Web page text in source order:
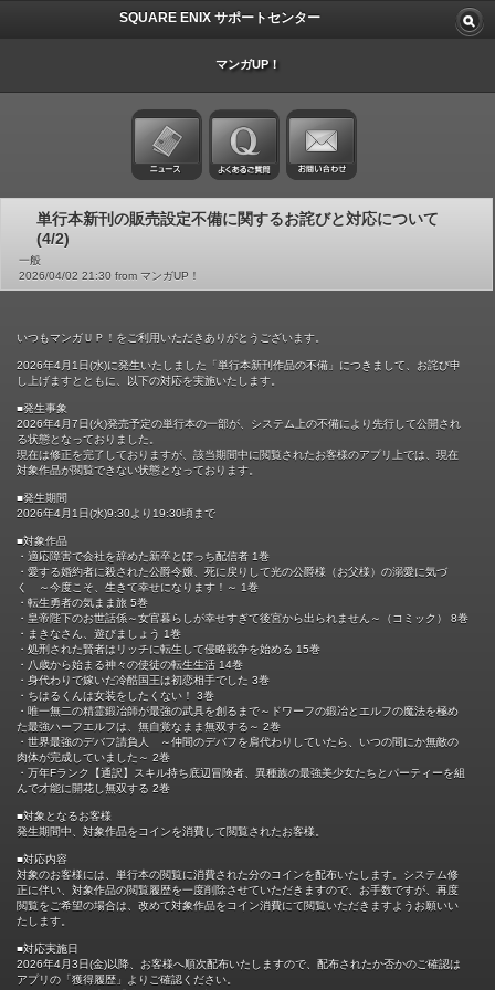
SQUARE ENIX サポートセンター
マンガUP！
単行本新刊の販売設定不備に関するお詫びと対応について
(4/2)
一般
2026/04/02 21:30 from マンガUP！
いつもマンガＵＰ！をご利用いただきありがとうございます。
2026年4月1日(水)に発生いたしました「単行本新刊作品の不備」につきまして、お詫び申
し上げますとともに、以下の対応を実施いたします。
■発生事象
2026年4月7日(火)発売予定の単行本の一部が、システム上の不備により先行して公開され
る状態となっておりました。
現在は修正を完了しておりますが、該当期間中に閲覧されたお客様のアプリ上では、現在
対象作品が閲覧できない状態となっております。
■発生期間
2026年4月1日(水)9:30より19:30頃まで
■対象作品
・適応障害で会社を辞めた新卒とぼっち配信者 1巻
・愛する婚約者に殺された公爵令嬢、死に戻りして光の公爵様（お父様）の溺愛に気づ
く ～今度こそ、生きて幸せになります！～ 1巻
・転生勇者の気まま旅 5巻
・皇帝陛下のお世話係～女官暮らしが幸せすぎて後宮から出られません～（コミック） 8巻
・まきなさん、遊びましょう 1巻
・処刑された賢者はリッチに転生して侵略戦争を始める 15巻
・八歳から始まる神々の使徒の転生生活 14巻
・身代わりで嫁いだ冷酷国王は初恋相手でした 3巻
・ちはるくんは女装をしたくない！ 3巻
・唯一無二の精霊鍛冶師が最強の武具を創るまで～ドワーフの鍛冶とエルフの魔法を極め
た最強ハーフエルフは、無自覚なまま無双する～ 2巻
・世界最強のデバフ請負人 ～仲間のデバフを肩代わりしていたら、いつの間にか無敵の
肉体が完成していました～ 2巻
・万年Fランク【通訳】スキル持ち底辺冒険者、異種族の最強美少女たちとパーティーを組
んで才能に開花し無双する 2巻
■対象となるお客様
発生期間中、対象作品をコインを消費して閲覧されたお客様。
■対応内容
対象のお客様には、単行本の閲覧に消費された分のコインを配布いたします。システム修
正に伴い、対象作品の閲覧履歴を一度削除させていただきますので、お手数ですが、再度
閲覧をご希望の場合は、改めて対象作品をコイン消費にて閲覧いただきますようお願いい
たします。
■対応実施日
2026年4月3日(金)以降、お客様へ順次配布いたしますので、配布されたか否かのご確認は
アプリの「獲得履歴」よりご確認ください。